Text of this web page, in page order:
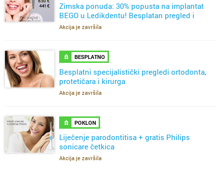
Zimska ponuda: 30% popusta na implantat
BEGO u Ledikdentu! Besplatan pregled i
ortopan!
Akcija je završila
BESPLATNO
Besplatni specijalistički pregledi ortodonta,
protetičara i kirurga
Akcija je završila
POKLON
Liječenje parodontitisa + gratis Philips
sonicare četkica
Akcija je završila